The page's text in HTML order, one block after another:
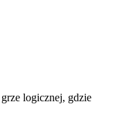
logicznej, gdzie